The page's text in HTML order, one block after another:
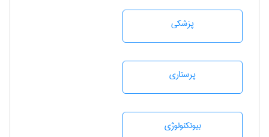
پزشكی
پرستاری
بيوتكنولوژی